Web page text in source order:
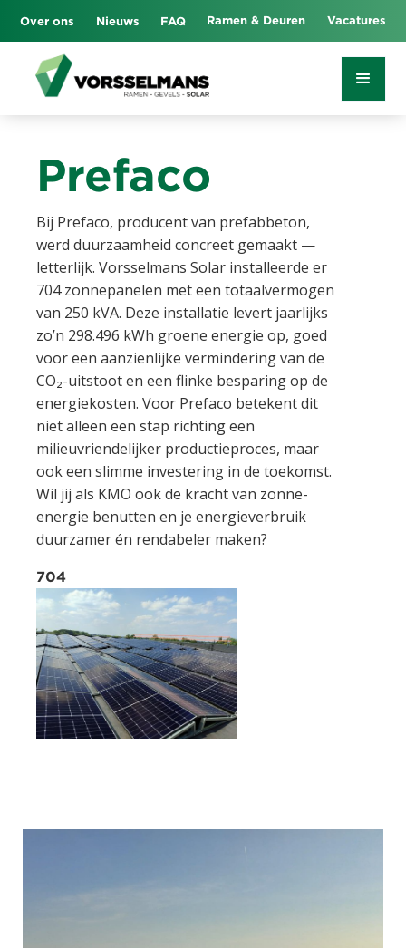
Over ons Nieuws FAQ Ramen & Deuren Vacatures
Prefaco
Bij Prefaco, producent van prefabbeton,
werd duurzaamheid concreet gemaakt —
letterlijk. Vorsselmans Solar installeerde er
704 zonnepanelen met een totaalvermogen
van 250 kVA. Deze installatie levert jaarlijks
zo’n 298.496 kWh groene energie op, goed
voor een aanzienlijke vermindering van de
CO₂-uitstoot en een flinke besparing op de
energiekosten. Voor Prefaco betekent dit
niet alleen een stap richting een
milieuvriendelijker productieproces, maar
ook een slimme investering in de toekomst.
Wil jij als KMO ook de kracht van zonne-
energie benutten en je energieverbruik
duurzamer én rendabeler maken?
704